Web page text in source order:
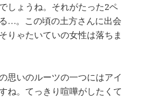
しょうね。それがたった2ペ
…。この頃の土方さんに出会
りゃたいていの女性は落ちま
思いのルーツの一つにはアイ
ね。てっきり喧嘩がしたくて